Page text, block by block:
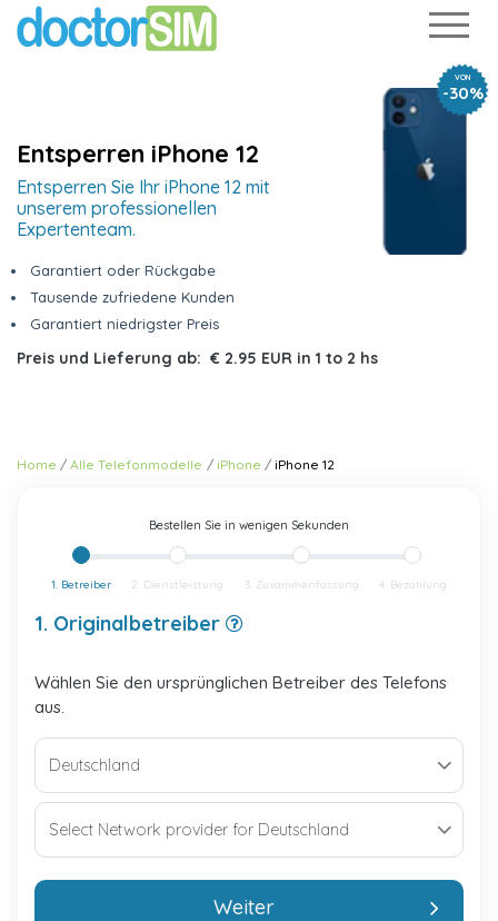
VON
-30%
Entsperren iPhone 12
Entsperren Sie Ihr iPhone 12 mit
unserem professionellen
Expertenteam.
Garantiert oder Rückgabe
Tausende zufriedene Kunden
Garantiert niedrigster Preis
Preis und Lieferung ab: € 2.95 EUR in 1 to 2 hs
Home Alle Telefonmodelle iPhone iPhone 12
Bestellen Sie in wenigen Sekunden
1. Betreiber 2. Dienstleistung 3. Zusammenfassung 4. Bezahlung
1. Originalbetreiber
Wählen Sie den ursprünglichen Betreiber des Telefons
aus.
Weiter